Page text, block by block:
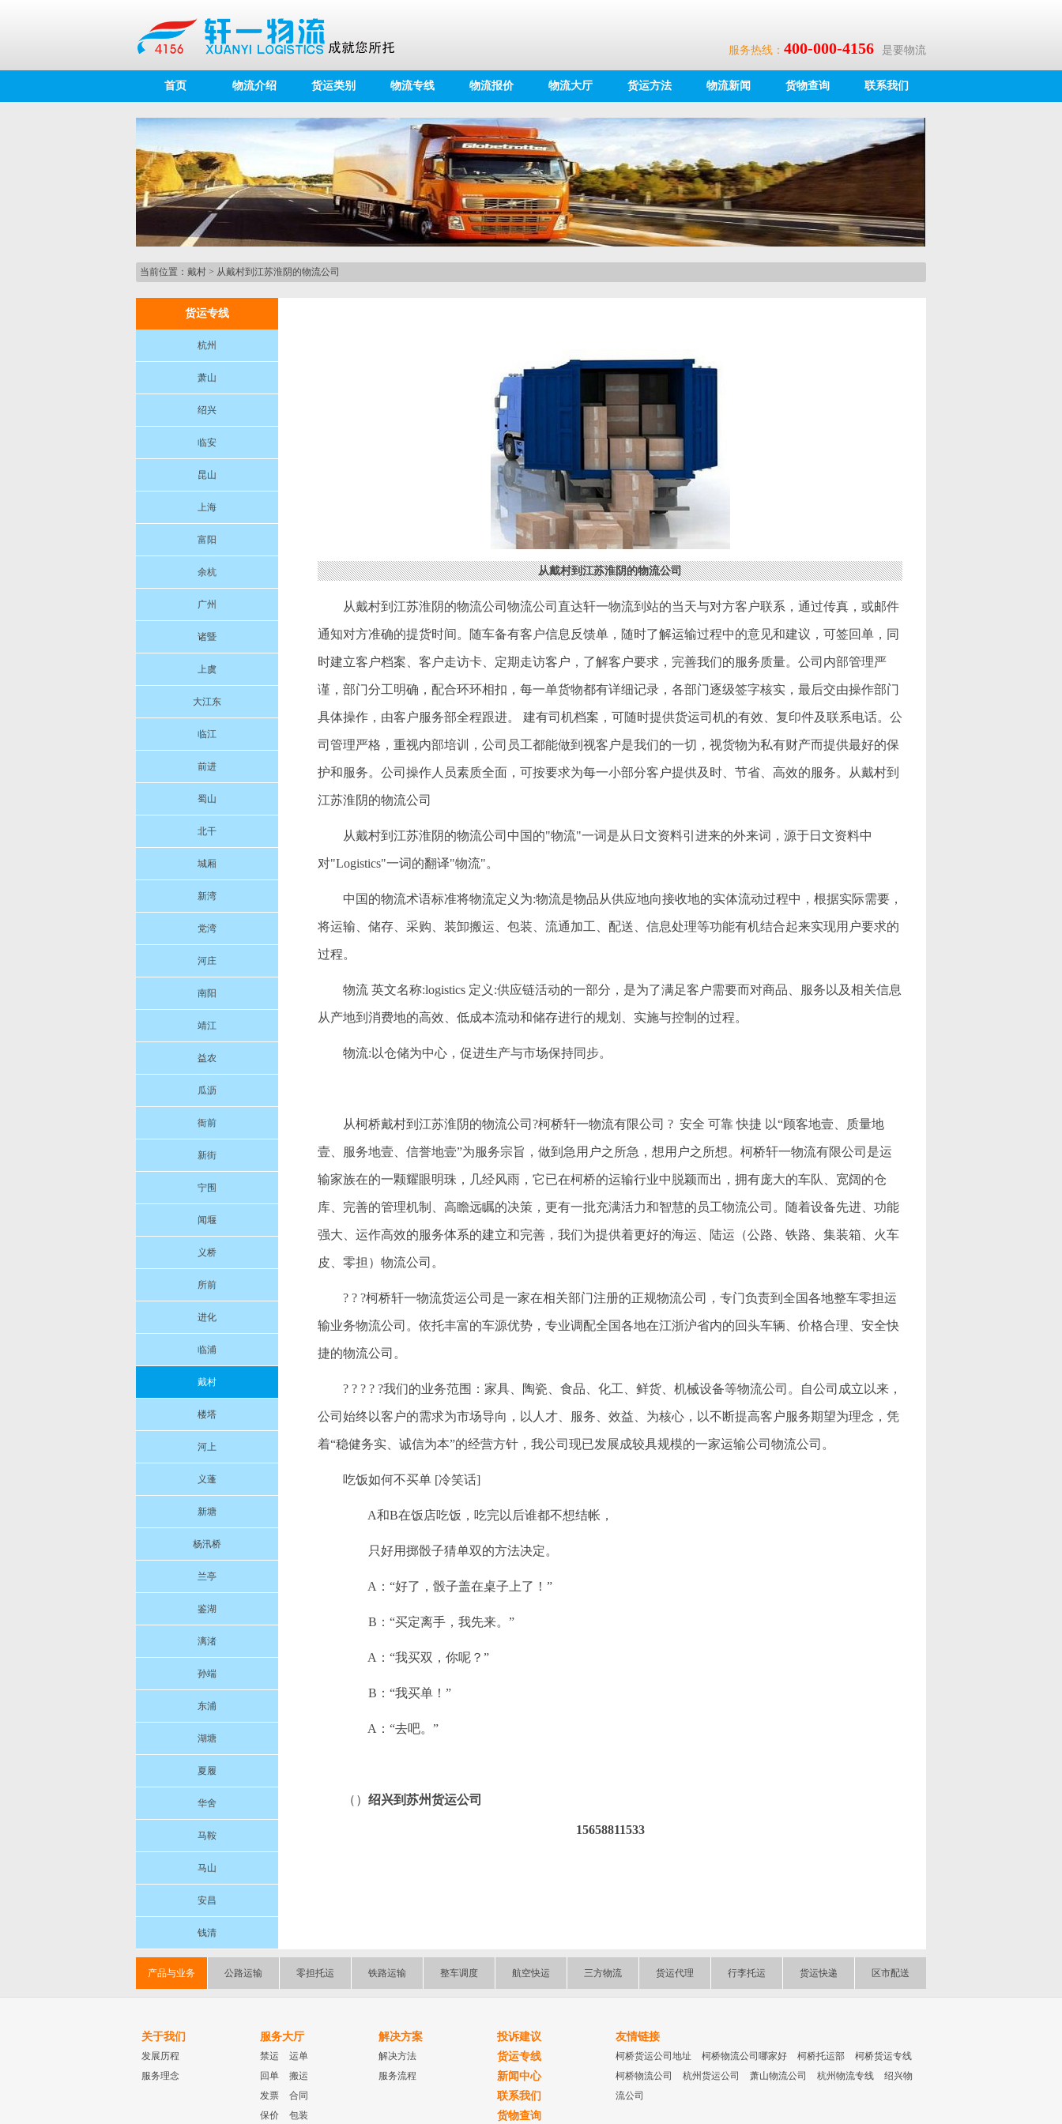
服务热线： 400-000-4156 是要物流
首页 物流介绍 货运类别 物流专线 物流报价 物流大厅 货运方法 物流新闻 货物查询 联系我们
当前位置： 戴村 > 从戴村到江苏淮阴的物流公司
货运专线
杭州
萧山
绍兴
临安
昆山
上海
富阳
余杭
广州
诸暨
上虞
大江东
临江
前进
蜀山
北干
城厢
新湾
党湾
河庄
南阳
靖江
益农
瓜沥
衙前
新街
宁围
闻堰
义桥
所前
进化
临浦
戴村
楼塔
河上
义蓬
新塘
杨汛桥
兰亭
鉴湖
漓渚
孙端
东浦
湖塘
夏履
华舍
马鞍
马山
安昌
钱清
从戴村到江苏淮阴的物流公司
从戴村到江苏淮阴的物流公司物流公司直达轩一物流到站的当天与对方客户联系，通过传真，或邮件
通知对方准确的提货时间。随车备有客户信息反馈单，随时了解运输过程中的意见和建议，可签回单，同
时建立客户档案、客户走访卡、定期走访客户，了解客户要求，完善我们的服务质量。公司内部管理严
谨，部门分工明确，配合环环相扣，每一单货物都有详细记录，各部门逐级签字核实，最后交由操作部门
具体操作，由客户服务部全程跟进。 建有司机档案，可随时提供货运司机的有效、复印件及联系电话。公
司管理严格，重视内部培训，公司员工都能做到视客户是我们的一切，视货物为私有财产而提供最好的保
护和服务。公司操作人员素质全面，可按要求为每一小部分客户提供及时、节省、高效的服务。从戴村到
江苏淮阴的物流公司
从戴村到江苏淮阴的物流公司中国的"物流"一词是从日文资料引进来的外来词，源于日文资料中
对"Logistics"一词的翻译"物流"。
中国的物流术语标准将物流定义为:物流是物品从供应地向接收地的实体流动过程中，根据实际需要，
将运输、储存、采购、装卸搬运、包装、流通加工、配送、信息处理等功能有机结合起来实现用户要求的
过程。
物流 英文名称:logistics 定义:供应链活动的一部分，是为了满足客户需要而对商品、服务以及相关信息
从产地到消费地的高效、低成本流动和储存进行的规划、实施与控制的过程。
物流:以仓储为中心，促进生产与市场保持同步。
从柯桥戴村到江苏淮阴的物流公司?柯桥轩一物流有限公司 ? 安全 可靠 快捷 以“顾客地壹、质量地
壹、服务地壹、信誉地壹”为服务宗旨，做到急用户之所急，想用户之所想。柯桥轩一物流有限公司是运
输家族在的一颗耀眼明珠，几经风雨，它已在柯桥的运输行业中脱颖而出，拥有庞大的车队、宽阔的仓
库、完善的管理机制、高瞻远瞩的决策，更有一批充满活力和智慧的员工物流公司。随着设备先进、功能
强大、运作高效的服务体系的建立和完善，我们为提供着更好的海运、陆运（公路、铁路、集装箱、火车
皮、零担）物流公司。
? ? ?柯桥轩一物流货运公司是一家在相关部门注册的正规物流公司，专门负责到全国各地整车零担运
输业务物流公司。依托丰富的车源优势，专业调配全国各地在江浙沪省内的回头车辆、价格合理、安全快
捷的物流公司。
? ? ? ? ?我们的业务范围：家具、陶瓷、食品、化工、鲜货、机械设备等物流公司。自公司成立以来，
公司始终以客户的需求为市场导向，以人才、服务、效益、为核心，以不断提高客户服务期望为理念，凭
着“稳健务实、诚信为本”的经营方针，我公司现已发展成较具规模的一家运输公司物流公司。
吃饭如何不买单 [冷笑话]
A和B在饭店吃饭，吃完以后谁都不想结帐，
只好用掷骰子猜单双的方法决定。
A：“好了，骰子盖在桌子上了！”
B：“买定离手，我先来。”
A：“我买双，你呢？”
B：“我买单！”
A：“去吧。”
（） 绍兴到苏州货运公司
15658811533
产品与业务 公路运输 零担托运 铁路运输 整车调度 航空快运 三方物流 货运代理 行李托运 货运快递 区市配送
关于我们
发展历程
服务理念
服务大厅
禁运
运单
回单
搬运
发票
合同
保价
包装
解决方案
解决方法
服务流程
投诉建议
货运专线
新闻中心
联系我们
货物查询
友情链接
柯桥货运公司地址 柯桥物流公司哪家好 柯桥托运部
柯桥货运专线
柯桥物流公司
杭州货运公司 萧山物流公司 杭州物流专线
绍兴物
流公司